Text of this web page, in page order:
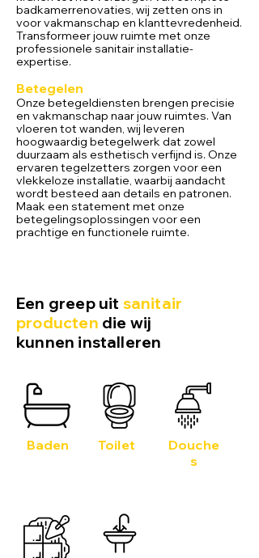
badkamerrenovaties, wij zetten ons in
voor vakmanschap en klanttevredenheid.
Transformeer jouw ruimte met onze
professionele sanitair installatie-
expertise.
Betegelen
Onze betegeldiensten brengen precisie
en vakmanschap naar jouw ruimtes. Van
vloeren tot wanden, wij leveren
hoogwaardig betegelwerk dat zowel
duurzaam als esthetisch verfijnd is. Onze
ervaren tegelzetters zorgen voor een
vlekkeloze installatie, waarbij aandacht
wordt besteed aan details en patronen.
Maak een statement met onze
betegelingsoplossingen voor een
prachtige en functionele ruimte.
Een greep uit sanitair
producten die wij
kunnen installeren
Baden Toilet
Douche
s